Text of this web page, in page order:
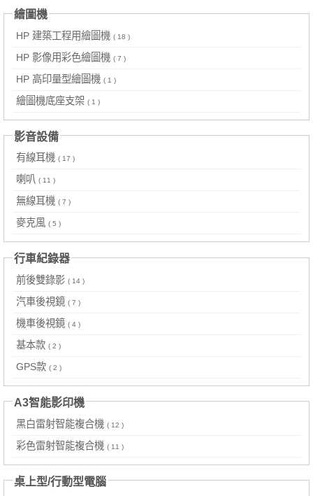
繪圖機
HP 建築工程用繪圖機 ( 18 )
HP 影像用彩色繪圖機 ( 7 )
HP 高印量型繪圖機 ( 1 )
繪圖機底座支架 ( 1 )
影音設備
有線耳機 ( 17 )
喇叭 ( 11 )
無線耳機 ( 7 )
麥克風 ( 5 )
行車紀錄器
前後雙錄影 ( 14 )
汽車後視鏡 ( 7 )
機車後視鏡 ( 4 )
基本款 ( 2 )
GPS款 ( 2 )
A3智能影印機
黑白雷射智能複合機 ( 12 )
彩色雷射智能複合機 ( 11 )
桌上型/行動型電腦